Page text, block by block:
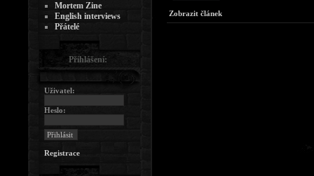
Zobrazit článek
Mortem Zine
English interviews
Přátelé
Přihlášení:
Uživatel:
Heslo:
Registrace